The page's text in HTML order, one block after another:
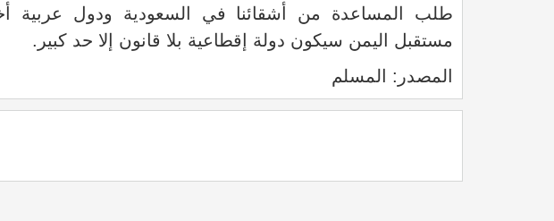
طلب المساعدة من أشقائنا في السعودية ودول عربية
مستقبل اليمن سيكون دولة إقطاعية بلا قانون إلا حد كبير.
المصدر: المسلم